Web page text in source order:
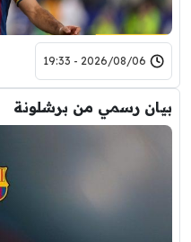
2026/08/06 - 19:33
بيان رسمي من برشلونة